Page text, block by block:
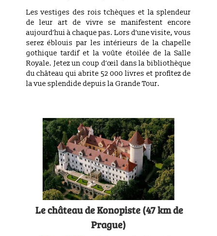
Les vestiges des rois tchèques et la splendeur
de leur art de vivre se manifestent encore
aujourd’hui à chaque pas. Lors d’une visite, vous
serez éblouis par les intérieurs de la chapelle
gothique tardif et la voûte étoilée de la Salle
Royale. Jetez un coup d’œil dans la bibliothèque
du château qui abrite 52 000 livres et profitez de
la vue splendide depuis la Grande Tour.
Le château de Konopiste (47 km de
Prague)